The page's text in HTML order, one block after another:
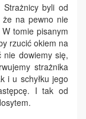
byli od
na pewno nie
tomie pisanym
rzucić okiem na
nie dowiemy się,
strażnika
i u schyłku jego
I tak od